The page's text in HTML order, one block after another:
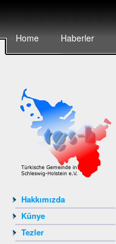
Home Haberler
Hakkımızda
Künye
Tezler